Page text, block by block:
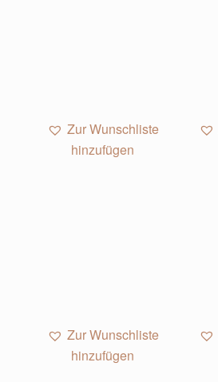
Zur Wunschliste
hinzufügen
Zur Wunschliste
hinzufügen